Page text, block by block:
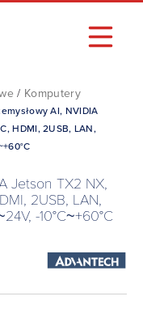
/ Komputery
AI, NVIDIA
HDMI, 2USB, LAN,
Jetson TX2 NX,
2USB, LAN,
-10°C~+60°C